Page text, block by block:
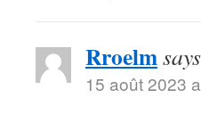
Rroelm
15 août 2023